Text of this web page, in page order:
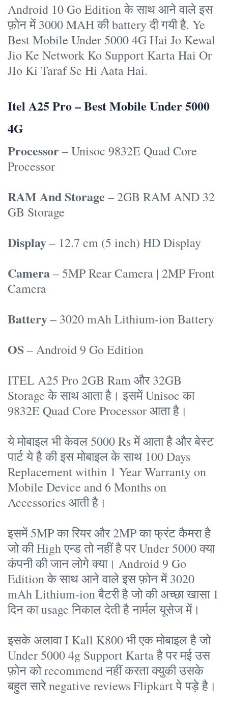
Android 10 Go Edition के साथ आने वाले इस
फ़ोन में 3000 MAH की battery दी गयी है. Ye
Best Mobile Under 5000 4G Hai Jo Kewal
Jio Ke Network Ko Support Karta Hai Or
JIo Ki Taraf Se Hi Aata Hai.
Itel A25 Pro – Best Mobile Under 5000
4G
Processor– Unisoc 9832E Quad Core
Processor
RAM And Storage – 2GB RAM AND 32
GB Storage
Display– 12.7 cm (5 inch) HD Display
Camera– 5MP Rear Camera | 2MP Front
Camera
Battery– 3020 mAh Lithium-ion Battery
OS– Android 9 Go Edition
ITEL A25 Pro 2GB Ram और 32GB
Storage के साथ आता है। इसमें Unisoc का
9832E Quad Core Processor आता है।
ये मोबाइल भी केवल 5000 Rs में आता है और बेस्ट
पार्ट ये है की इस मोबाइल के साथ 100 Days
Replacement within 1 Year Warranty on
Mobile Device and 6 Months on
Accessories आती है।
इसमें 5MP का रियर और 2MP का फ्रंट कैमरा है
जो की High एन्ड तो नहीं है पर Under 5000 क्या
कंपनी की जान लोगे क्या। Android 9 Go
Edition के साथ आने वाले इस फ़ोन में 3020
mAh Lithium-ion बैटरी है जो की अच्छा खासा 1
दिन का usage निकाल देती है नार्मल यूसेज में।
इसके अलावा I Kall K800 भी एक मोबाइल है जो
Under 5000 4g Support Karta है पर मई उस
फ़ोन को recommend नहीं करता क्युकी उसके
बहुत सारे negative reviews Flipkart पे पड़े है।